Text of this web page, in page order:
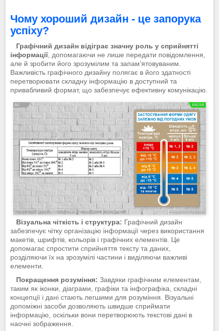
Чому хороший дизайн - це запорука
успіху?
Графічний дизайн відіграє значну роль у сприйнятті
інформації, допомагаючи не лише передати повідомлення,
але й зробити його зрозумілим та запам’ятовуваним.
Важливість графічного дизайну полягає в його здатності
перетворювати складну інформацію в доступний та
привабливий формат, що забезпечує ефективну комунікацію.
Візуальна чіткість і структура: Графічний дизайн
забезпечує чітку організацію інформації через використання
макетів, шрифтів, кольорів і графічних елементів. Це
допомагає спростити сприйняття тексту та даних,
розділяючи їх на зрозумілі частини і виділяючи важливі
елементи.
Покращення розуміння: Завдяки графічним елементам,
таким як іконки, діаграми, графіки та інфографіка, складні
концепції і дані стають легшими для розуміння. Візуальні
допоміжні засоби дозволяють швидше сприймати
інформацію, оскільки вони перетворюють текстові дані в
наочні зображення.